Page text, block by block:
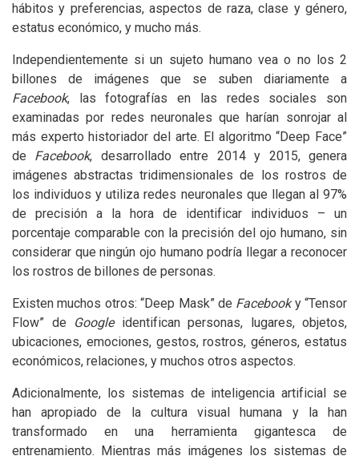
hábitos y preferencias, aspectos de raza, clase y género,
estatus económico, y mucho más.
Independientemente si un sujeto humano vea o no los 2
billones de imágenes que se suben diariamente a
Facebook, las fotografías en las redes sociales son
examinadas por redes neuronales que harían sonrojar al
más experto historiador del arte. El algoritmo “Deep Face”
de Facebook, desarrollado entre 2014 y 2015, genera
imágenes abstractas tridimensionales de los rostros de
los individuos y utiliza redes neuronales que llegan al 97%
de precisión a la hora de identificar individuos – un
porcentaje comparable con la precisión del ojo humano, sin
considerar que ningún ojo humano podría llegar a reconocer
los rostros de billones de personas.
Existen muchos otros: “Deep Mask” de Facebooky “Tensor
Flow” de
Googleidentifican personas, lugares, objetos,
ubicaciones, emociones, gestos, rostros, géneros, estatus
económicos, relaciones, y muchos otros aspectos.
Adicionalmente, los sistemas de inteligencia artificial se
han apropiado de la cultura visual humana y la han
transformado en una herramienta gigantesca de
entrenamiento. Mientras más imágenes los sistemas de